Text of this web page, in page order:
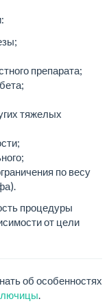
препарата;
тяжелых
по весу
процедуры
от цели
об особенностях
.